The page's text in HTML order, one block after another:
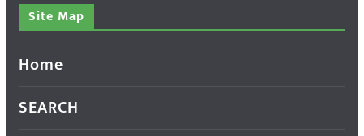
Site Map
Home
SEARCH